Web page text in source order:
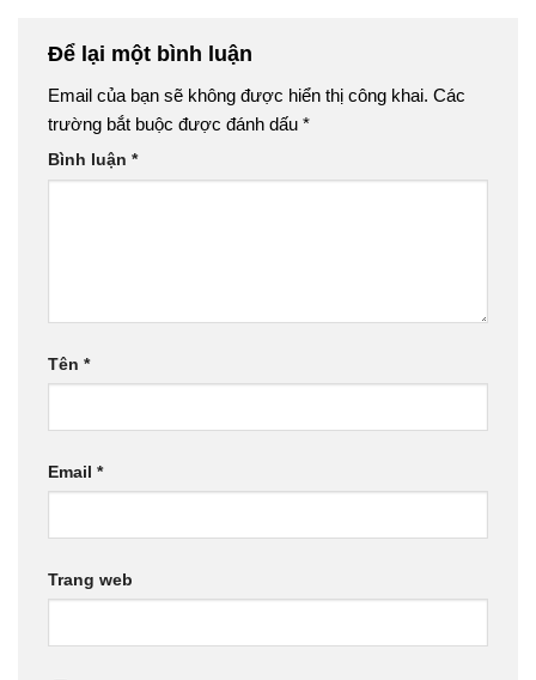
Để lại một bình luận
Email của bạn sẽ không được hiển thị công khai. Các
trường bắt buộc được đánh dấu *
Bình luận *
Tên *
Email *
Trang web